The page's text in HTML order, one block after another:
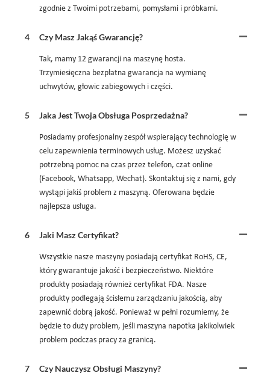
zgodnie z Twoimi potrzebami, pomysłami i próbkami.
4 Czy Masz Jakąś Gwarancję?
Tak, mamy 12 gwarancji na maszynę hosta.
Trzymiesięczna bezpłatna gwarancja na wymianę
uchwytów, głowic zabiegowych i części.
5 Jaka Jest Twoja Obsługa Posprzedażna?
Posiadamy profesjonalny zespół wspierający technologię w
celu zapewnienia terminowych usług. Możesz uzyskać
potrzebną pomoc na czas przez telefon, czat online
(Facebook, Whatsapp, Wechat). Skontaktuj się z nami, gdy
wystąpi jakiś problem z maszyną. Oferowana będzie
najlepsza usługa.
6 Jaki Masz Certyfikat?
Wszystkie nasze maszyny posiadają certyfikat RoHS, CE,
który gwarantuje jakość i bezpieczeństwo. Niektóre
produkty posiadają również certyfikat FDA. Nasze
produkty podlegają ścisłemu zarządzaniu jakością, aby
zapewnić dobrą jakość. Ponieważ w pełni rozumiemy, że
będzie to duży problem, jeśli maszyna napotka jakikolwiek
problem podczas pracy za granicą.
7 Czy Nauczysz Obsługi Maszyny?